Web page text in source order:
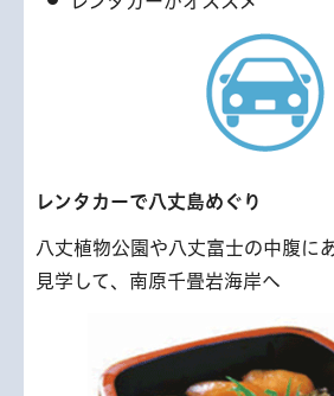
レンタカーで八丈島めぐり
八丈植物公園や八丈富士の中腹に
見学して、南原千畳岩海岸へ